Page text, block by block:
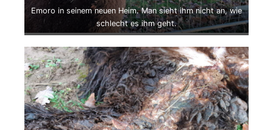
Emoro in seinem neuen Heim. Man sieht ihm nicht an, wie
schlecht es ihm geht.